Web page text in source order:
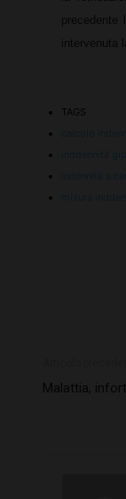
precedente
intervenuta
TAGS
Malattia,